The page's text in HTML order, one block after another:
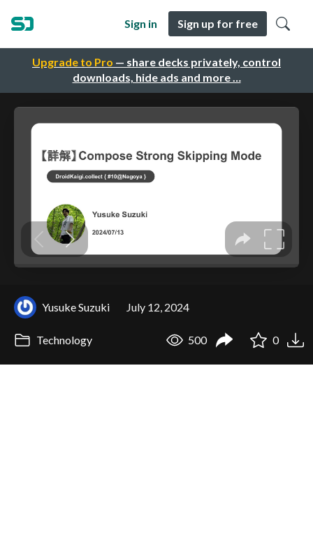
Upgrade to Pro — share decks privately, control
downloads, hide ads and more …
Sign in Sign up for free
Yusuke Suzuki July 12, 2024
Technology 500 0